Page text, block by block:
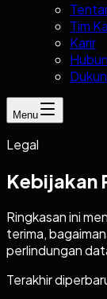
Tim
Karir
Menu
Legal
Kebijakan
Ringkasan ini
terima,
perlindungan
Terakhir